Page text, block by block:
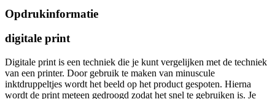
Opdrukinformatie
digitale print
Digitale print is een techniek die je kunt vergelijken met de techniek
van een printer. Door gebruik te maken van minuscule
inktdruppeltjes wordt het beeld op het product gespoten. Hierna
wordt de print meteen gedroogd zodat het snel te gebruiken is. Je